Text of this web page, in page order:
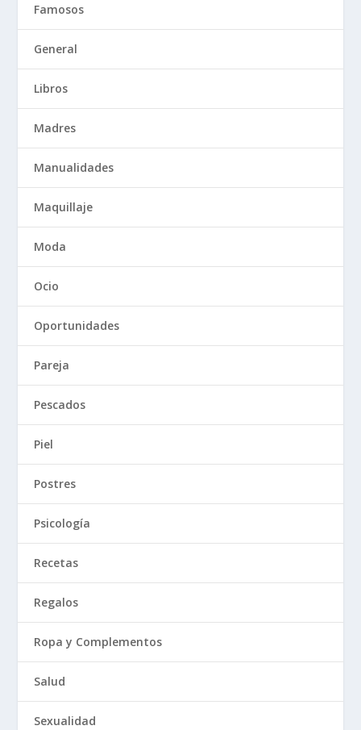
Famosos
General
Libros
Madres
Manualidades
Maquillaje
Moda
Ocio
Oportunidades
Pareja
Pescados
Piel
Postres
Psicología
Recetas
Regalos
Ropa y Complementos
Salud
Sexualidad